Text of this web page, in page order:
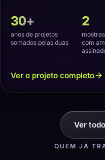
30+
anos de projetos
somados pelas duas
2
com
Ver o projeto completo
Ver
QUEM JÁ